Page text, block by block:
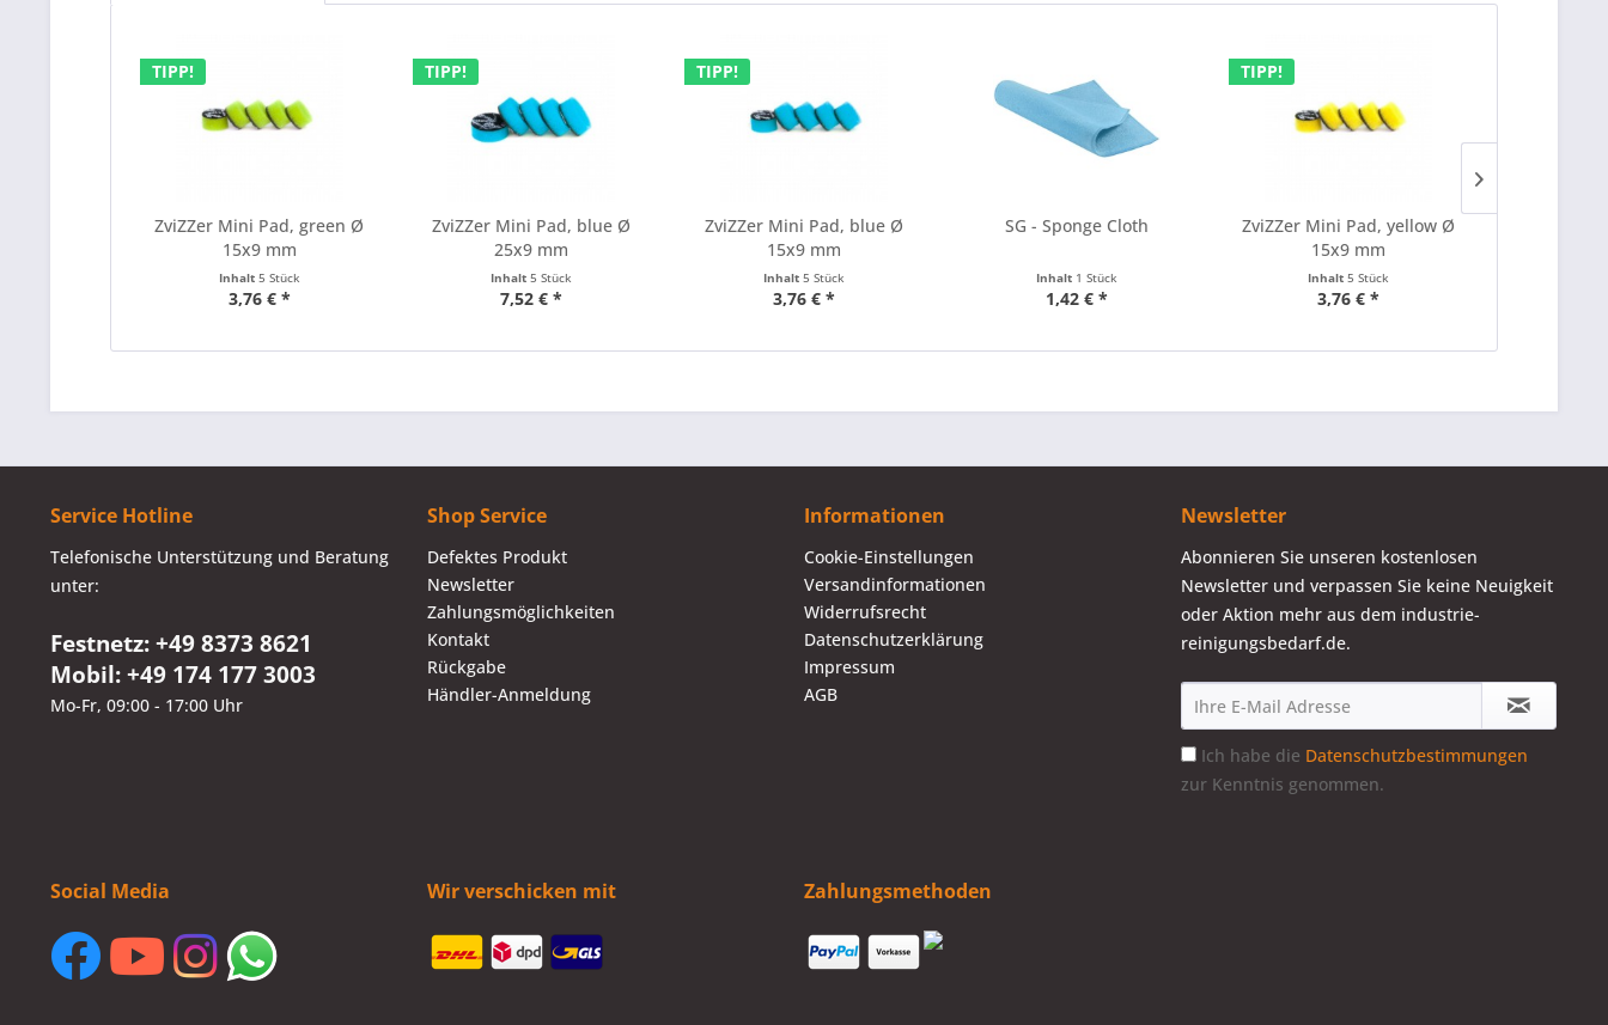
TIPP!
ZviZZer Mini Pad, green Ø
15x9 mm
Inhalt 5 Stück
3,76 € *
TIPP!
ZviZZer Mini Pad, blue Ø
25x9 mm
Inhalt5 Stück
7,52 € *
TIPP!
ZviZZer Mini Pad, blue Ø
15x9 mm
Inhalt 5 Stück
3,76 € *
SG - Sponge Cloth
Inhalt 1 Stück
1,42 € *
TIPP!
ZviZZer Mini Pad, yellow Ø
15x9 mm
Inhalt5 Stück
3,76 € *
Service Hotline
Telefonische Unterstützung und Beratung
unter:
Festnetz: +49 8373 8621
Mobil: +49 174 177 3003
Mo-Fr, 09:00 - 17:00 Uhr
Shop Service
Defektes Produkt
Newsletter
Zahlungsmöglichkeiten
Kontakt
Rückgabe
Händler-Anmeldung
Informationen
Cookie-Einstellungen
Versandinformationen
Widerrufsrecht
Datenschutzerklärung
Impressum
AGB
Newsletter
Abonnieren Sie unseren kostenlosen
Newsletter und verpassen Sie keine Neuigkeit
oder Aktion mehr aus dem industrie-
reinigungsbedarf.de.
Ich habe die Datenschutzbestimmungen
zur Kenntnis genommen.
Social Media Wir verschicken mit Zahlungsmethoden